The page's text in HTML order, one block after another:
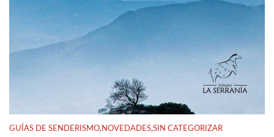
GUÍAS DE SENDERISMO,NOVEDADES,SIN CATEGORIZAR